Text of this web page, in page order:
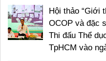
Hội thảo “Giới
OCOP và đặc
Thi đấu Thể
TpHCM vào